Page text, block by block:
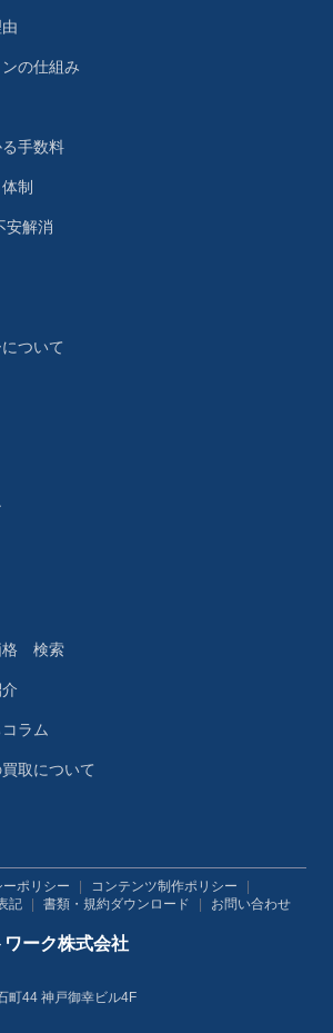
の仕組み
手数料
制
安解消
ついて
格 検索
ラム
取について
ポリシー コンテンツ制作ポリシー
記
書類・規約ダウンロード お問い合わせ
ーク株式会社
町44 神戸御幸ビル4F